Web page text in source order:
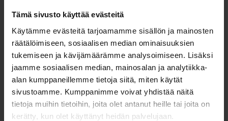
Tämä sivusto käyttää evästeitä
Käytämme evästeitä tarjoamamme sisällön ja mainosten
räätälöimiseen, sosiaalisen median ominaisuuksien
tukemiseen ja kävijämäärämme analysoimiseen. Lisäksi
jaamme sosiaalisen median, mainosalan ja analytiikka-
alan kumppaneillemme tietoja siitä, miten käytät
sivustoamme. Kumppanimme voivat yhdistää näitä
tietoja muihin tietoihin, joita olet antanut heille tai joita on
kerätty, kun olet käyttänyt heidän palvelujaan.
" näyttää pakolliset kentät
Aihe